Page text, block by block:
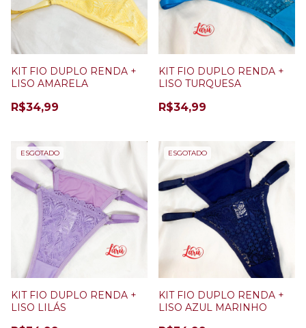
KIT FIO DUPLO RENDA +
LISO AMARELA
R$34,99
KIT FIO DUPLO RENDA +
LISO TURQUESA
R$34,99
ESGOTADO
KIT FIO DUPLO RENDA +
LISO LILÁS
ESGOTADO
KIT FIO DUPLO RENDA +
LISO AZUL MARINHO